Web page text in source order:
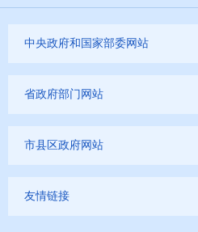
中央政府和国家部委网站
省政府部门网站
市县区政府网站
友情链接